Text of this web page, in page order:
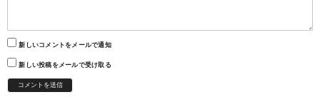
新しいコメントをメールで通知
新しい投稿をメールで受け取る